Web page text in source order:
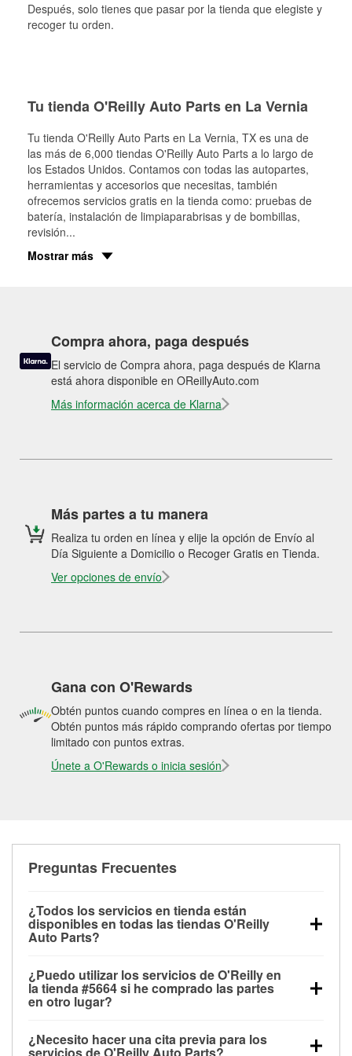
Después, solo tienes que pasar por la tienda que elegiste y
recoger tu orden.
Tu tienda O'Reilly Auto Parts en La Vernia
Tu tienda O'Reilly Auto Parts en La Vernia, TX es una de
las más de 6,000 tiendas O'Reilly Auto Parts a lo largo de
los Estados Unidos. Contamos con todas las autopartes,
herramientas y accesorios que necesitas, también
ofrecemos servicios gratis en la tienda como: pruebas de
batería, instalación de limpiaparabrisas y de bombillas,
revisión...
Mostrar más
Compra ahora, paga después
El servicio de Compra ahora, paga después de Klarna
está ahora disponible en OReillyAuto.com
Más información acerca de Klarna
Más partes a tu manera
Realiza tu orden en línea y elije la opción de Envío al
Día Siguiente a Domicilio o Recoger Gratis en Tienda.
Ver opciones de envío
Gana con O'Rewards
Obtén puntos cuando compres en línea o en la tienda.
Obtén puntos más rápido comprando ofertas por tiempo
limitado con puntos extras.
Únete a O'Rewards o inicia sesión
Preguntas Frecuentes
¿Todos los servicios en tienda están
disponibles en todas las tiendas O'Reilly
Auto Parts?
las pruebas de batería, pruebas de alternador y
motor de arranque, revisión de la luz “Check Engine”
con O'Reilly VeriScan® e instalación de
limpiaparabrisas o bombillas, están disponibles en
todas las tiendas O'Reilly Auto Parts. La tienda
¿Puedo utilizar los servicios de O'Reilly en
la tienda #5664 si he comprado las partes
en otro lugar?
de O'Reilly Auto Parts que estén disponibles en la
¿Necesito hacer una cita previa para los